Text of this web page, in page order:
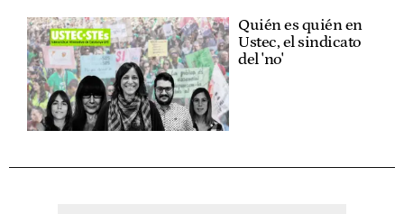
Quién es quién en
Ustec, el sindicato
del 'no'